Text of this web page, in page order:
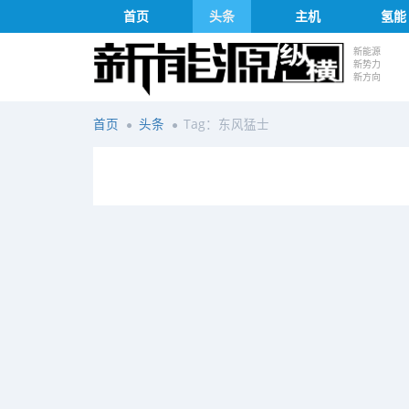
首页 头条 主机 氢能
新能源
新势力
新方向
首页 头条 Tag：东风猛士